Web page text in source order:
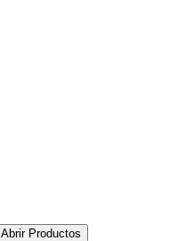
Abrir Productos